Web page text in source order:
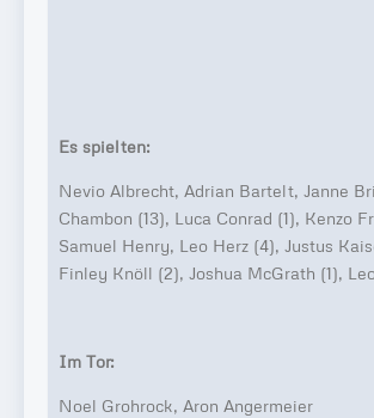
Es spielten:
Nevio Albrecht, Adrian Bartelt, Janne
Chambon (13), Luca Conrad (1), Kenzo
Samuel Henry, Leo Herz (4), Justus
Finley Knöll (2), Joshua McGrath (1),
Im Tor:
Noel Grohrock, Aron Angermeier
wir selbst übertragen keine Daten
kein Tracking